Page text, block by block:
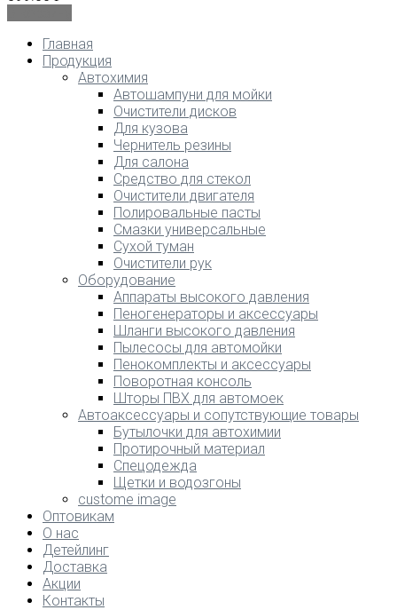
Главная
Продукция
Автохимия
Автошампуни для мойки
Очистители дисков
Для кузова
Чернитель резины
Для салона
Средство для стекол
Очистители двигателя
Полировальные пасты
Смазки универсальные
Сухой туман
Очистители рук
Оборудование
Аппараты высокого давления
Пеногенераторы и аксессуары
Шланги высокого давления
Пылесосы для автомойки
Пенокомплекты и аксессуары
Поворотная консоль
Шторы ПВХ для автомоек
Автоаксессуары и сопутствующие товары
Бутылочки для автохимии
Протирочный материал
Спецодежда
Щетки и водозгоны
custome image
Оптовикам
О нас
Детейлинг
Доставка
Акции
Контакты